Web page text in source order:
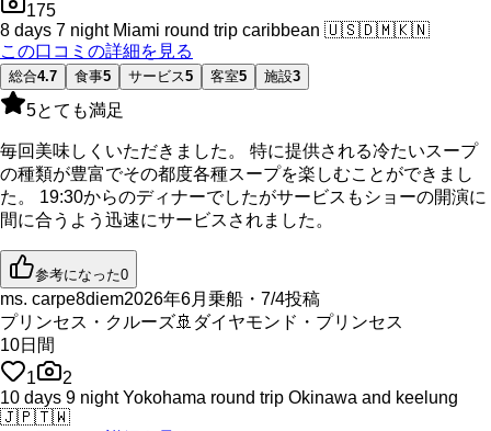
175
8 days 7 night Miami round trip caribbean 🇺🇸🇩🇲🇰🇳
この口コミの詳細を見る
総合4.7 食事5 サービス5 客室5 施設3
5とても満足
毎回美味しくいただきました。 特に提供される冷たいスープ
の種類が豊富でその都度各種スープを楽しむことができまし
た。 19:30からのディナーでしたがサービスもショーの開演に
間に合うよう迅速にサービスされました。
参考になった0
ms. carpe8diem2026年6月乗船・7/4投稿
プリンセス・クルーズ🚢 ダイヤモンド・プリンセス
10日間
1
2
10 days 9 night Yokohama round trip Okinawa and keelung
🇯🇵🇹🇼